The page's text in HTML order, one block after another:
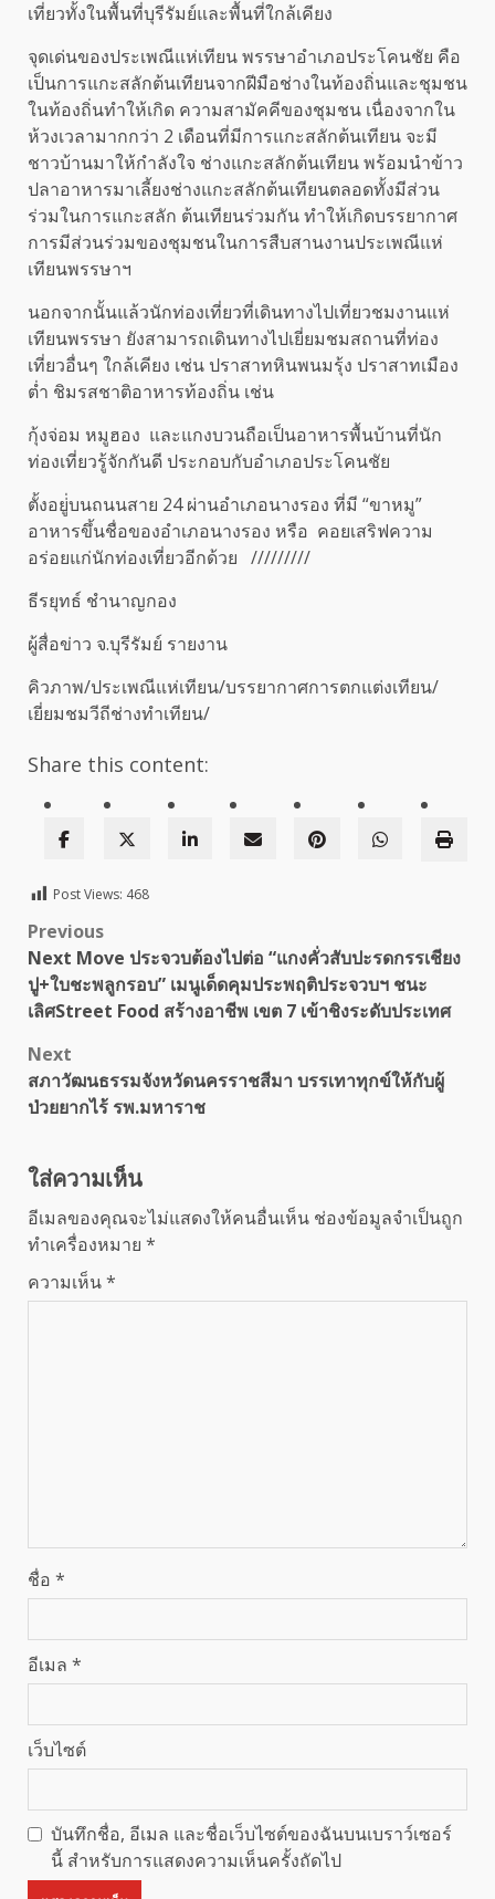
เที่ยวทั้งในพื้นที่บุรีรัมย์และพื้นที่ใกล้เคียง
จุดเด่นของประเพณีแห่เทียน พรรษาอำเภอประโคนชัย คือ
เป็นการแกะสลักต้นเทียนจากฝีมือช่างในท้องถิ่นและชุมชน
ในท้องถิ่นทำให้เกิด ความสามัคคีของชุมชน เนื่องจากใน
ห้วงเวลามากกว่า 2 เดือนที่มีการแกะสลักต้นเทียน จะมี
ชาวบ้านมาให้กำลังใจ ช่างแกะสลักต้นเทียน พร้อมนำข้าว
ปลาอาหารมาเลี้ยงช่างแกะสลักต้นเทียนตลอดทั้งมีส่วน
ร่วมในการแกะสลัก ต้นเทียนร่วมกัน ทำให้เกิดบรรยากาศ
การมีส่วนร่วมของชุมชนในการสืบสานงานประเพณีแห่
เทียนพรรษาฯ
นอกจากนั้นแล้วนักท่องเที่ยวที่เดินทางไปเที่ยวชมงานแห่
เทียนพรรษา ยังสามารถเดินทางไปเยี่ยมชมสถานที่ท่อง
เที่ยวอื่นๆ ใกล้เคียง เช่น ปราสาทหินพนมรุ้ง ปราสาทเมือง
ต่ำ ชิมรสชาติอาหารท้องถิ่น เช่น
กุ้งจ่อม หมูฮอง และแกงบวนถือเป็นอาหารพื้นบ้านที่นัก
ท่องเที่ยวรู้จักกันดี ประกอบกับอำเภอประโคนชัย
ตั้งอยู่่บนถนนสาย 24 ผ่านอำเภอนางรอง ที่มี “ขาหมู”
อาหารขึ้นชื่อของอำเภอนางรอง หรือ คอยเสริฟความ
อร่อยแก่นักท่องเที่ยวอีกด้วย /////////
ธีรยุทธ์ ชำนาญกอง
ผู้สื่อข่าว จ.บุรีรัมย์ รายงาน
คิวภาพ/ประเพณีแห่เทียน/บรรยากาศการตกแต่งเทียน/
เยี่ยมชมวีถีช่างทำเทียน/
Share this content:
Post Views: 468
Post
navigation
Previous
Next Move ประจวบต้องไปต่อ “แกงคั่วสับปะรดกรรเชียง
ปู+ใบชะพลูกรอบ” เมนูเด็ดคุมประพฤติประจวบฯ ชนะ
เลิศStreet Food สร้างอาชีพ เขต 7 เข้าชิงระดับประเทศ
Next
สภาวัฒนธรรมจังหวัดนครราชสีมา บรรเทาทุกข์ให้กับผู้
ป่วยยากไร้ รพ.มหาราช
ใส่ความเห็น
อีเมลของคุณจะไม่แสดงให้คนอื่นเห็น ช่องข้อมูลจำเป็นถูก
ทำเครื่องหมาย *
ความเห็น*
ชื่อ *
อีเมล *
เว็บไซต์
บันทึกชื่อ, อีเมล และชื่อเว็บไซต์ของฉันบนเบราว์เซอร์
นี้ สำหรับการแสดงความเห็นครั้งถัดไป